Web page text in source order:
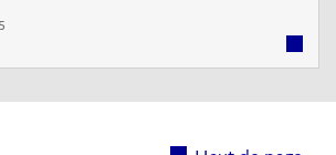
de l’Air et de l’Espace. Elle sort de